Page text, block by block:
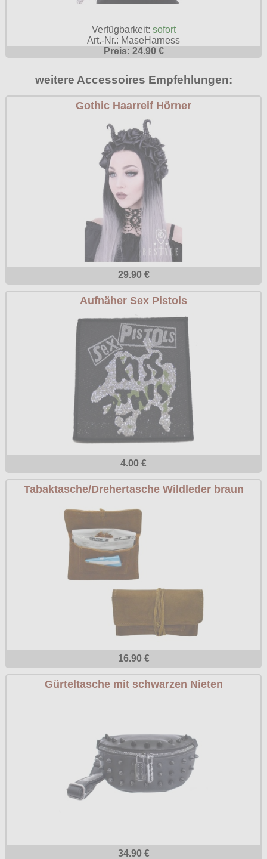
Queen of Darkness
Relco
Restyle
Rockabella
Sinister
Spin Doctor
Surplus
Vixxsin
Voodoo Vixen
Warrior Clothing
Gothic Shop
Hot Rod
Mods
Verfügbarkeit: sofort
Art.-Nr.: MaseHarness
Preis: 24.90 €
weitere Accessoires Empfehlungen:
Gothic Haarreif Hörner
29.90 €
Aufnäher Sex Pistols
4.00 €
Tabaktasche/Drehertasche Wildleder braun
16.90 €
Gürteltasche mit schwarzen Nieten
34.90 €